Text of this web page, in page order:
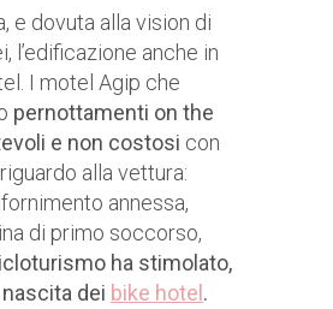
e dovuta alla vision di
l’edificazione anche in
I motel Agip che
pernottamenti on the
e non costosi con
alla vettura:
annessa,
di primo soccorso,
ha stimolato,
dei bike hotel .